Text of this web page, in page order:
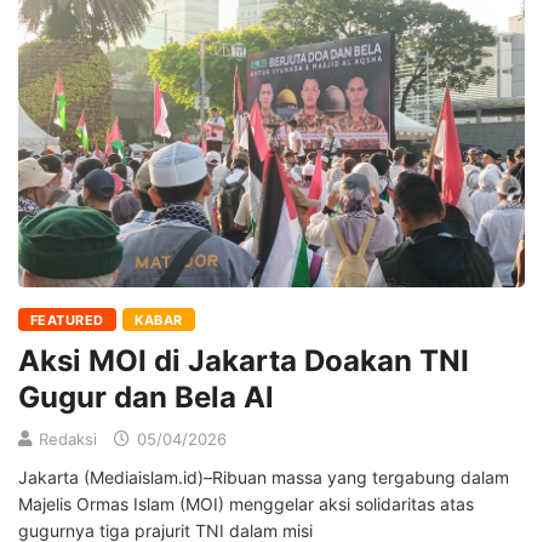
FEATURED KABAR
Aksi MOI di Jakarta Doakan TNI
Gugur dan Bela Al
Redaksi 05/04/2026
Jakarta (Mediaislam.id)–Ribuan massa yang tergabung dalam
Majelis Ormas Islam (MOI) menggelar aksi solidaritas atas
gugurnya tiga prajurit TNI dalam misi